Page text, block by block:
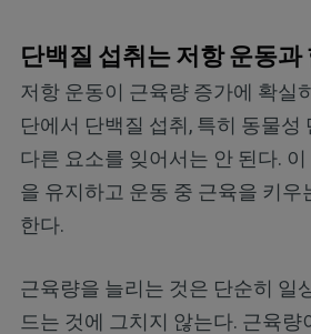
단백질 섭취는 저항 운동과
저항 운동이 근육량 증가에 확실
단에서 단백질 섭취, 특히 동물성
다른 요소를 잊어서는 안 된다.
을 유지하고 운동 중 근육을 키우
한다.
근육량을 늘리는 것은 단순히 일
드는 것에 그치지 않는다. 근육량